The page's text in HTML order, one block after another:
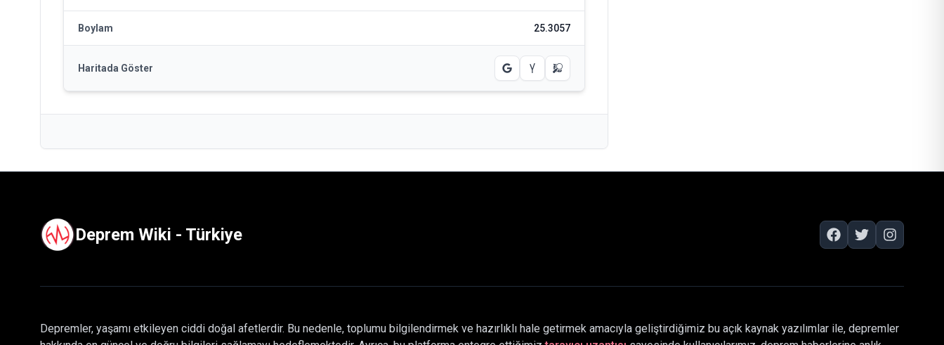
Boylam 25.3057
Haritada Göster
Deprem Wiki - Türkiye
Depremler, yaşamı etkileyen ciddi doğal afetlerdir. Bu nedenle, toplumu bilgilendirmek ve hazırlıklı hale getirmek amacıyla geliştirdiğimiz bu açık kaynak yazılımlar ile, depremler